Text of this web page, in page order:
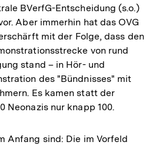
BVerfG-Entscheidung (s.o.)
Aber immerhin hat das OVG
mit der Folge, dass den
von rund
stand – in Hör- und
des "Bündnisses" mit
Es kamen statt der
Neonazis nur knapp 100.
Anfang sind: Die im Vorfeld